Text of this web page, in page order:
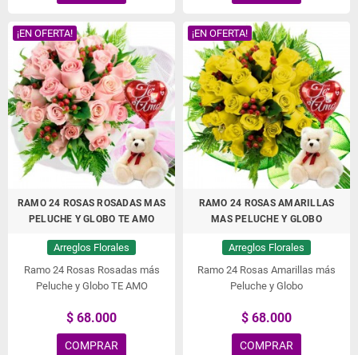
¡EN OFERTA!
RAMO 24 ROSAS ROSADAS MAS
PELUCHE Y GLOBO TE AMO
Arreglos Florales
Ramo 24 Rosas Rosadas más
Peluche y Globo TE AMO
$ 68.000
COMPRAR
¡EN OFERTA!
RAMO 24 ROSAS AMARILLAS
MAS PELUCHE Y GLOBO
Arreglos Florales
Ramo 24 Rosas Amarillas más
Peluche y Globo
$ 68.000
COMPRAR